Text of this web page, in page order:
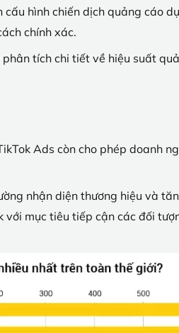
hình chiến dịch quảng cáo
chính xác.
tích chi tiết về hiệu suất
Ads còn cho phép doanh
nhận diện thương hiệu và
mục tiêu tiếp cận các đối